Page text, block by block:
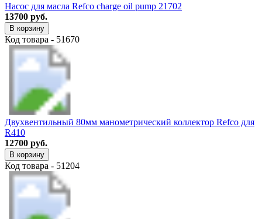
Насос для масла Refco charge oil pump 21702
13700 руб.
В корзину
Код товара - 51670
Двухвентильный 80мм манометрический коллектор Refco для
R410
12700 руб.
В корзину
Код товара - 51204